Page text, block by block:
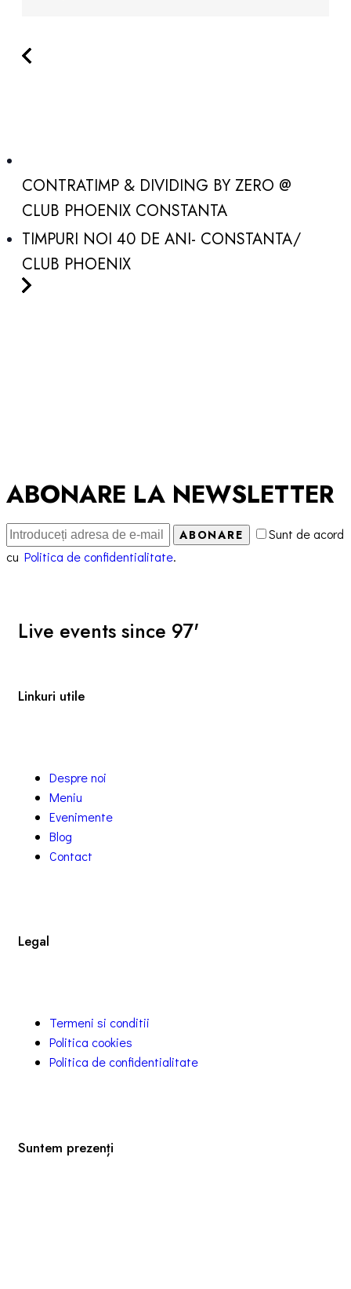
CONTRATIMP & DIVIDING BY ZERO @
CLUB PHOENIX CONSTANTA
TIMPURI NOI 40 DE ANI- CONSTANTA/
CLUB PHOENIX
ABONARE LA NEWSLETTER
ABONARE
Sunt de acord
cu Politica de confidentialitate.
Live events since 97'
Linkuri utile
Despre noi
Meniu
Evenimente
Blog
Contact
Legal
Termeni si conditii
Politica cookies
Politica de confidentialitate
Suntem prezenți